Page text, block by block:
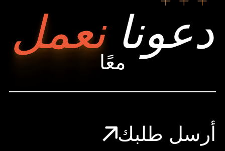
دعونانعملمعًا
أرسل طلبك